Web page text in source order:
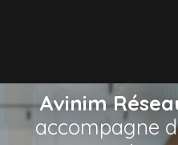
Avinim
accompagne